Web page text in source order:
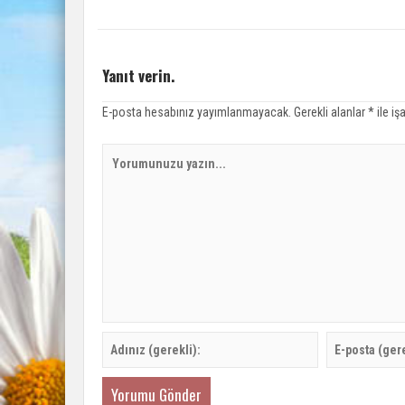
Yanıt verin.
E-posta hesabınız yayımlanmayacak. Gerekli alanlar*ile